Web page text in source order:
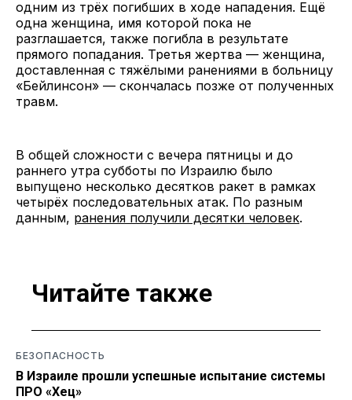
одним из трёх погибших в ходе нападения. Ещё
одна женщина, имя которой пока не
разглашается, также погибла в результате
прямого попадания. Третья жертва — женщина,
доставленная с тяжёлыми ранениями в больницу
«Бейлинсон» — скончалась позже от полученных
травм.
В общей сложности с вечера пятницы и до
раннего утра субботы по Израилю было
выпущено несколько десятков ракет в рамках
четырёх последовательных атак. По разным
данным, ранения получили десятки человек.
Читайте также
БЕЗОПАСНОСТЬ
В Израиле прошли успешные испытание системы
ПРО «Хец»